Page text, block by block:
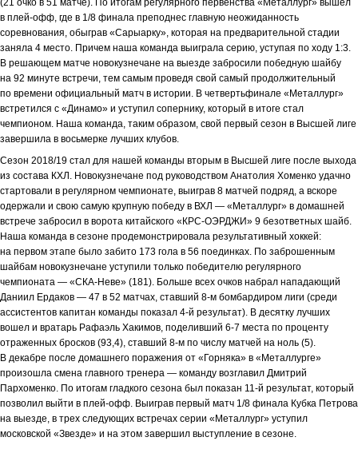
(21 очко в 51 матче). По итогам регулярного первенства «Металлург» вышел
в плей-офф, где в 1/8 финала преподнес главную неожиданность
соревнования, обыграв «Сарыарку», которая на предварительной стадии
заняла 4 место. Причем наша команда выиграла серию, уступая по ходу 1:3.
В решающем матче новокузнечане на выезде забросили победную шайбу
на 92 минуте встречи, тем самым проведя свой самый продолжительный
по времени официальный матч в истории. В четвертьфинале «Металлург»
встретился с «Динамо» и уступил сопернику, который в итоге стал
чемпионом. Наша команда, таким образом, свой первый сезон в Высшей лиге
завершила в восьмерке лучших клубов.
Сезон 2018/19 стал для нашей команды вторым в Высшей лиге после выхода
из состава КХЛ. Новокузнечане под руководством Анатолия Хоменко удачно
стартовали в регулярном чемпионате, выиграв 8 матчей подряд, а вскоре
одержали и свою самую крупную победу в ВХЛ — «Металлург» в домашней
встрече забросил в ворота китайского «КРС-ОЭРДЖИ» 9 безответных шайб.
Наша команда в сезоне продемонстрировала результативный хоккей:
на первом этапе было забито 173 гола в 56 поединках. По заброшенным
шайбам новокузнечане уступили только победителю регулярного
чемпионата — «СКА-Неве» (181). Больше всех очков набрал нападающий
Даниил Ердаков — 47 в 52 матчах, ставший 8-м бомбардиром лиги (среди
ассистентов капитан команды показал 4-й результат). В десятку лучших
вошел и вратарь Рафаэль Хакимов, поделивший 6-7 места по проценту
отраженных бросков (93,4), ставший 8-м по числу матчей на ноль (5).
В декабре после домашнего поражения от «Горняка» в «Металлурге»
произошла смена главного тренера — команду возглавил Дмитрий
Пархоменко. По итогам гладкого сезона был показан 11-й результат, который
позволил выйти в плей-офф. Выиграв первый матч 1/8 финала Кубка Петрова
на выезде, в трех следующих встречах серии «Металлург» уступил
московской «Звезде» и на этом завершил выступление в сезоне.